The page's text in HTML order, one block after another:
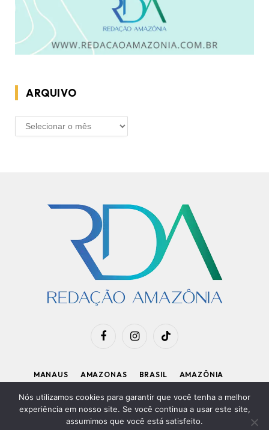
ARQUIVO
ARQUIVO
FacebookInstagramTikTok
MANAUS AMAZONAS BRASIL
AMAZÔNIA
Diretor Executivo: Kleiton Renzo|Política de Privacidade
Nós utilizamos cookies para garantir que você tenha a melhor
experiência em nosso site. Se você continua a usar este site,
assumimos que você está satisfeito.